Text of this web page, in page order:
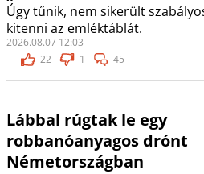
Úgy tűnik, nem sikerült
kitenni az emléktáblát.
2026.08.07 12:03
22
1 45
Lábbal rúgtak le egy
robbanóanyagos drónt
Németországban